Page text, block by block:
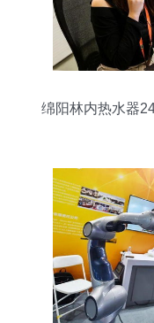
绵阳林内热水器